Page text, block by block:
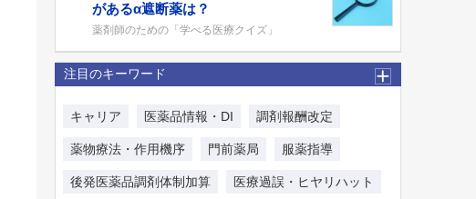
があるα遮断薬は？
薬剤師のための「学べる医療クイズ」
注目のキーワード
キャリア 医薬品情報・DI 調剤報酬改定
薬物療法・作用機序 門前薬局 服薬指導
後発医薬品調剤体制加算 医療過誤・ヒヤリハット